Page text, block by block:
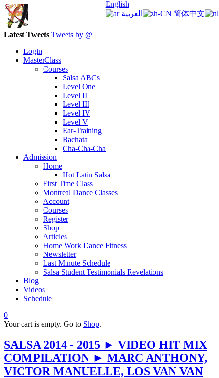
Latest Tweets Tweets by @
Login
MasterClass
Courses
Salsa ABCs
Level One
Level II
Level III
Level IV
Level V
Ear-Training
Bachata
Cha-Cha-Cha
Admission
Home
Hot Latin Salsa
First Time Class
Montreal Dance Classes
Account
Courses
Register
Shop
Articles
Home Work Dance Fitness
Newsletter
Last Minute Schedule
Salsa Student Testimonials Revelations
Blog
Videos
Schedule
0
Your cart is empty. Go to Shop.
SALSA 2014 - 2015 ► VIDEO HIT MIX
COMPILATION ► MARC ANTHONY,
VICTOR MANUELLE, LOS VAN VAN
English
العربية
简体中文